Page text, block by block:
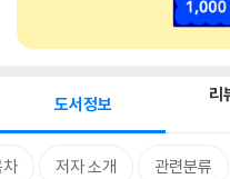
도서정보 리
저자 소개 관련분류